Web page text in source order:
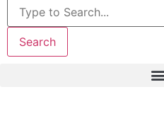
Search